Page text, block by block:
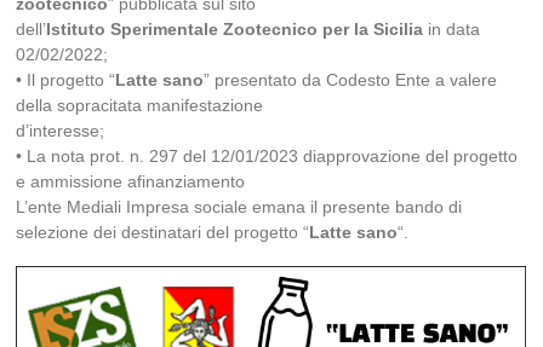
dell’Istituto Sperimentale Zootecnico per la Sicilia in data
02/02/2022;
• Il progetto “Latte sano” presentato da Codesto Ente a valere
della sopracitata manifestazione
d’interesse;
• La nota prot. n. 297 del 12/01/2023 diapprovazione del progetto
e ammissione afinanziamento
L’ente Mediali Impresa sociale emana il presente bando di
selezione dei destinatari del progetto “Latte sano“.